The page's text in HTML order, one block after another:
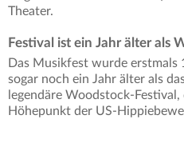
Theater.
Festival ist ein Jahr älter als
Das Musikfest wurde erstmals
sogar noch ein Jahr älter als
legendäre Woodstock-
Höhepunkt der US-